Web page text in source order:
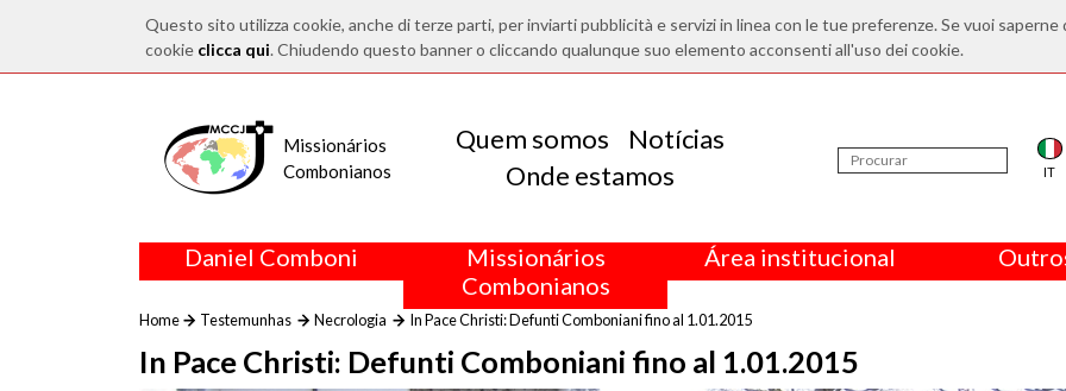
Questo sito utilizza cookie, anche di terze parti, per inviarti pubblicità e servizi in linea con le tue preferenze. Se vuoi
cookie clicca qui. Chiudendo questo banner o cliccando qualunque suo elemento acconsenti all'uso dei cookie.
Missionários
Combonianos
Quem somos
Notícias
Onde estamos
IT
Daniel Comboni
Missionários
Combonianos
Área institucional
Home Testemunhas Necrologia In Pace Christi: Defunti Comboniani fino al 1.01.2015
In Pace Christi: Defunti Comboniani fino al 1.01.2015